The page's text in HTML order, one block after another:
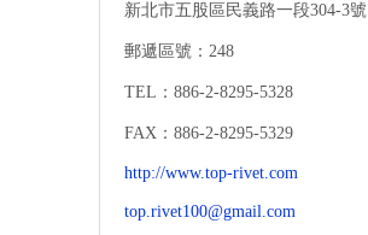
新北市五股區民義路一段304-3號
郵遞區號：248
TEL：886-2-8295-5328
FAX：886-2-8295-5329
http://www.top-rivet.com
top.rivet100@gmail.com